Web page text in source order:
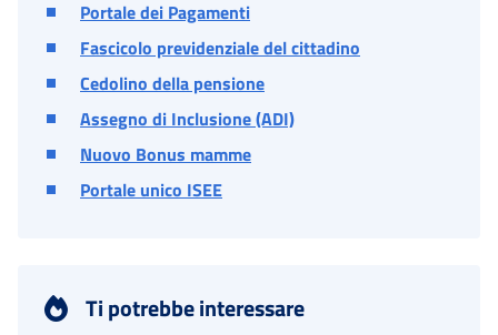
Portale dei Pagamenti
Fascicolo previdenziale del cittadino
Cedolino della pensione
Assegno di Inclusione (ADI)
Nuovo Bonus mamme
Portale unico ISEE
Ti potrebbe interessare